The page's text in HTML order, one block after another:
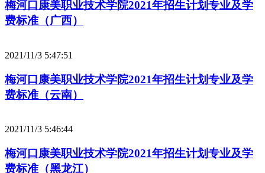
梅河口康美职业技术学院2021年招生计划专业及学
费标准（广西）
2021/11/3 5:47:51
梅河口康美职业技术学院2021年招生计划专业及学
费标准（云南）
2021/11/3 5:46:44
梅河口康美职业技术学院2021年招生计划专业及学
费标准（黑龙江）